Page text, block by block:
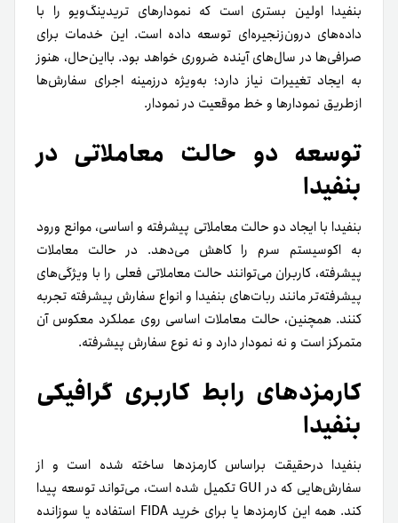
بنفیدا اولین بستری است که نمودارهای تریدینگ‌ویو را با
داده‌های درون‌زنجیره‌ای توسعه داده است. این خدمات برای
صرافی‌ها در سال‌های آینده ضروری خواهد بود. با‌این‌حال، هنوز
به ایجاد تغییرات نیاز دارد؛ به‌ویژه در‌زمینه اجرای سفارش‌ها
از‌طریق نمودارها و خط موقعیت در نمودار.
توسعه دو حالت معاملاتی در
بنفیدا
بنفیدا با ایجاد دو حالت معاملاتی پیشرفته و اساسی، موانع ورود
به اکوسیستم سرم را کاهش می‌دهد. در حالت معاملات
پیشرفته، کاربران می‌توانند حالت معاملاتی فعلی را با ویژگی‌های
پیشرفته‌تر مانند ربات‌های بنفیدا و انواع سفارش پیشرفته تجربه
کنند. همچنین، حالت معاملات اساسی روی عملکرد معکوس آن
متمرکز است و نه نمودار دارد و نه نوع سفارش پیشرفته.
کارمزد‌های رابط کاربری گرافیکی
بنفیدا
بنفیدا در‌حقیقت بر‌اساس کارمزد‌ها ساخته شده است و از
سفارش‌هایی که در GUI تکمیل شده است، می‌تواند توسعه پیدا
کند. همه این کارمزد‌ها یا برای خرید FIDA استفاده یا سوزانده